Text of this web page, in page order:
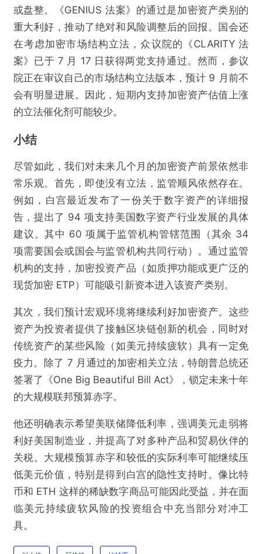
或盘整。《GENIUS 法案》的通过是加密资产类别的
重大利好，推动了绝对和风险调整后的回报。国会还
在考虑加密市场结构立法，众议院的《CLARITY 法
案》已于 7 月 17 日获得两党支持通过。然而，参议
院正在审议自己的市场结构立法版本，预计 9 月前不
会有明显进展。因此，短期内支持加密资产估值上涨
的立法催化剂可能较少。
小结
尽管如此，我们对未来几个月的加密资产前景依然非
常乐观。首先，即使没有立法，监管顺风依然存在。
例如，白宫最近发布了一份关于数字资产的详细报
告，提出了 94 项支持美国数字资产行业发展的具体
建议。其中 60 项属于监管机构管辖范围（其余 34
项需要国会或国会与监管机构共同行动）。通过监管
机构的支持，加密投资产品（如质押功能或更广泛的
现货加密 ETP）可能吸引新资本进入该资产类别。
其次，我们预计宏观环境将继续利好加密资产。这些
资产为投资者提供了接触区块链创新的机会，同时对
传统资产的某些风险（如美元持续疲软）具有一定免
疫力。除了 7 月通过的加密相关立法，特朗普总统还
签署了《One Big Beautiful Bill Act》，锁定未来十年
的大规模联邦预算赤字。
他还明确表示希望美联储降低利率，强调美元走弱将
利好美国制造业，并提高了对多种产品和贸易伙伴的
关税。大规模预算赤字和较低的实际利率可能继续压
低美元价值，特别是得到白宫的隐性支持时。像比特
币和 ETH 这样的稀缺数字商品可能因此受益，并在面
临美元持续疲软风险的投资组合中充当部分对冲工
具。